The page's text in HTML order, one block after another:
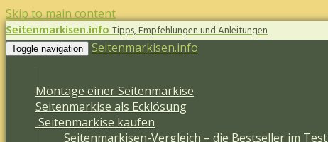
Skip to main content
Seitenmarkisen.infoTipps, Empfehlungen und Anleitungen
Toggle navigation Seitenmarkisen.info
Montage einer Seitenmarkise
Seitenmarkise als Ecklösung
Seitenmarkise kaufen
Seitenmarkisen-Vergleich – die Bestseller im Test